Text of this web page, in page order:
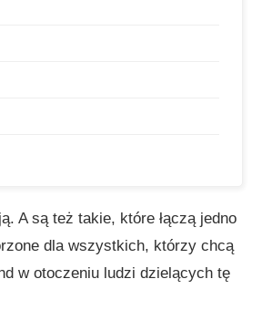
A są też takie, które łączą jedno
dla wszystkich, którzy chcą
w otoczeniu ludzi dzielących tę